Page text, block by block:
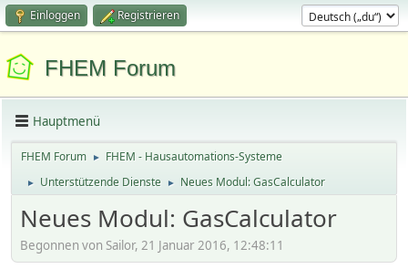
Einloggen Registrieren
FHEM Forum
Hauptmenü
FHEM Forum ► FHEM - Hausautomations-Systeme
► Unterstützende Dienste ► Neues Modul: GasCalculator
Neues Modul: GasCalculator
Begonnen von Sailor, 21 Januar 2016, 12:48:11